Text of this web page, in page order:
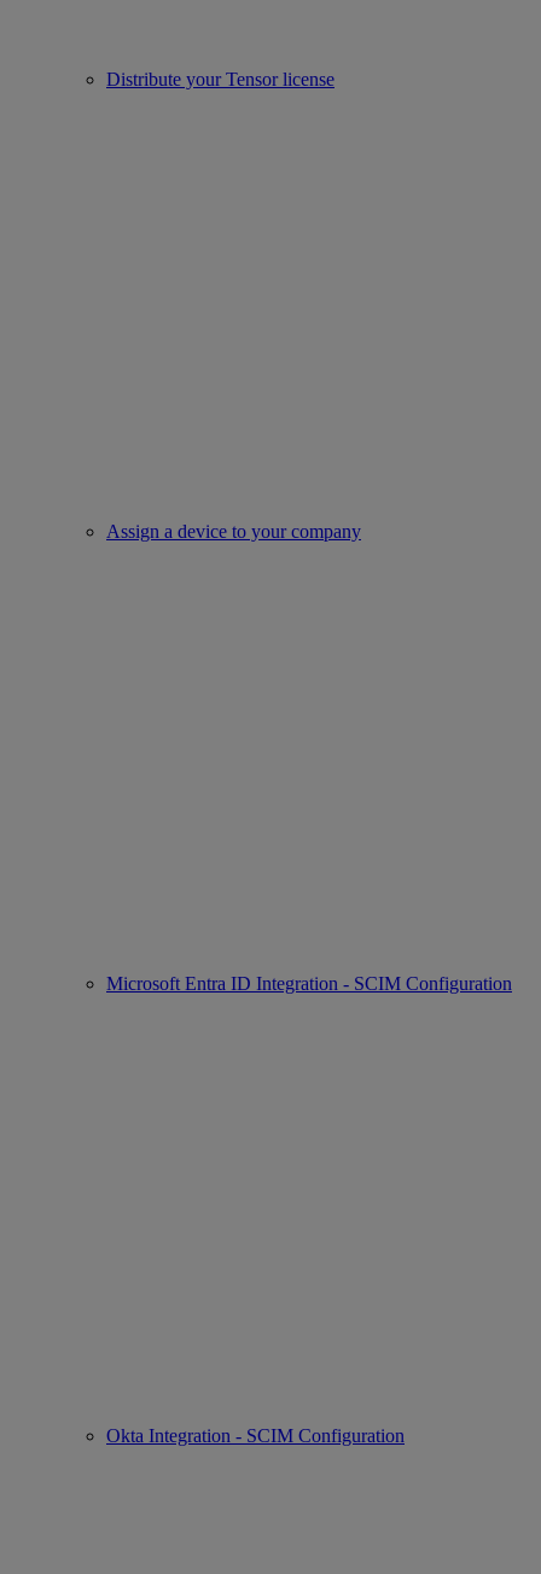
Distribute your Tensor license
Assign a device to your company
Microsoft Entra ID Integration - SCIM Configuration
Okta Integration - SCIM Configuration